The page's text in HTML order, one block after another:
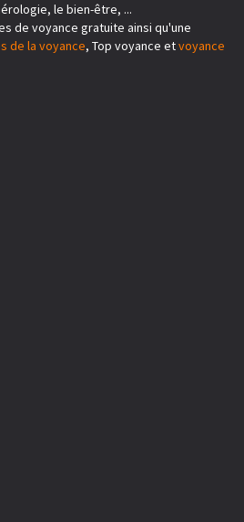
le bien-être, ...
de voyance gratuite ainsi qu'une
de la voyance, Top voyance etvoyance